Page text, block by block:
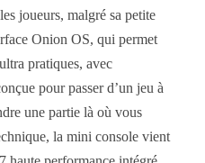
joueurs, malgré sa petite
Onion OS, qui permet
pratiques, avec
pour passer d’un jeu à
une partie là où vous
la mini console vient